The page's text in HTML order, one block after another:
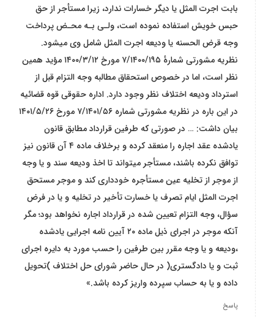
بابت اجرت المثل یا دیگر خسارات ندارد، زیرا مستأجر از حق
حبس خویش استفاده نموده است، ولـی بـه محـض پرداخت
وجه قرض الحسنه یا ودیعه اجرت المثل شامل وی میشود.
نظریه مشورتی شمارهٔ ۷/۱۴۰۰/۱۹۵ مورخ ۱۴۰۰/۳/۱۲ مؤید همین
نظر است، اما در خصوص استحقاق مطالبه وجه التزام قبل از
استرداد ودیعه اختلاف نظر وجود دارد. اداره حقوقی قوه قضائیه
در این باره در نظریه مشورتی شماره ۷/۱۴۰۱/۵۶ مورخ ۱۴۰۱/۵/۲۶
بیان داشت: … در صورتی که طرفین قرارداد مطابق قانون
یادشده عقد اجاره را منعقد کرده و برخلاف ماده ۴ آن قانون نیز
توافق نکرده باشند، مستأجر میتواند تا اخذ ودیعه سند و یا وجه
از موجر از تخلیه عین مستأجره خودداری کند و موجر مستحق
اجرت المثل ایام تصرف یا خسارت تأخیر در تخلیه و یا در فرض
سؤال، وجه التزام تعیین شده در قرارداد اجاره نخواهد بود؛ مگر
آنکه موجر در اجرای ذیل ماده ۲۰ آیین نامه اجرایی یادشده
،ودیعه و یا وجه مقرر بین طرفین را حسب مورد به دایره اجرای
ثبت و یا دادگستری( در حال حاضر شورای حل اختلاف )تحویل
داده و یا به حساب سپرده واریز کرده باشد.»
پاسخ